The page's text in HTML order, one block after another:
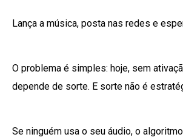
Lança a música, posta nas redes e
O problema é simples: hoje, sem
depende de sorte. E sorte não é
Se ninguém usa o seu áudio, o